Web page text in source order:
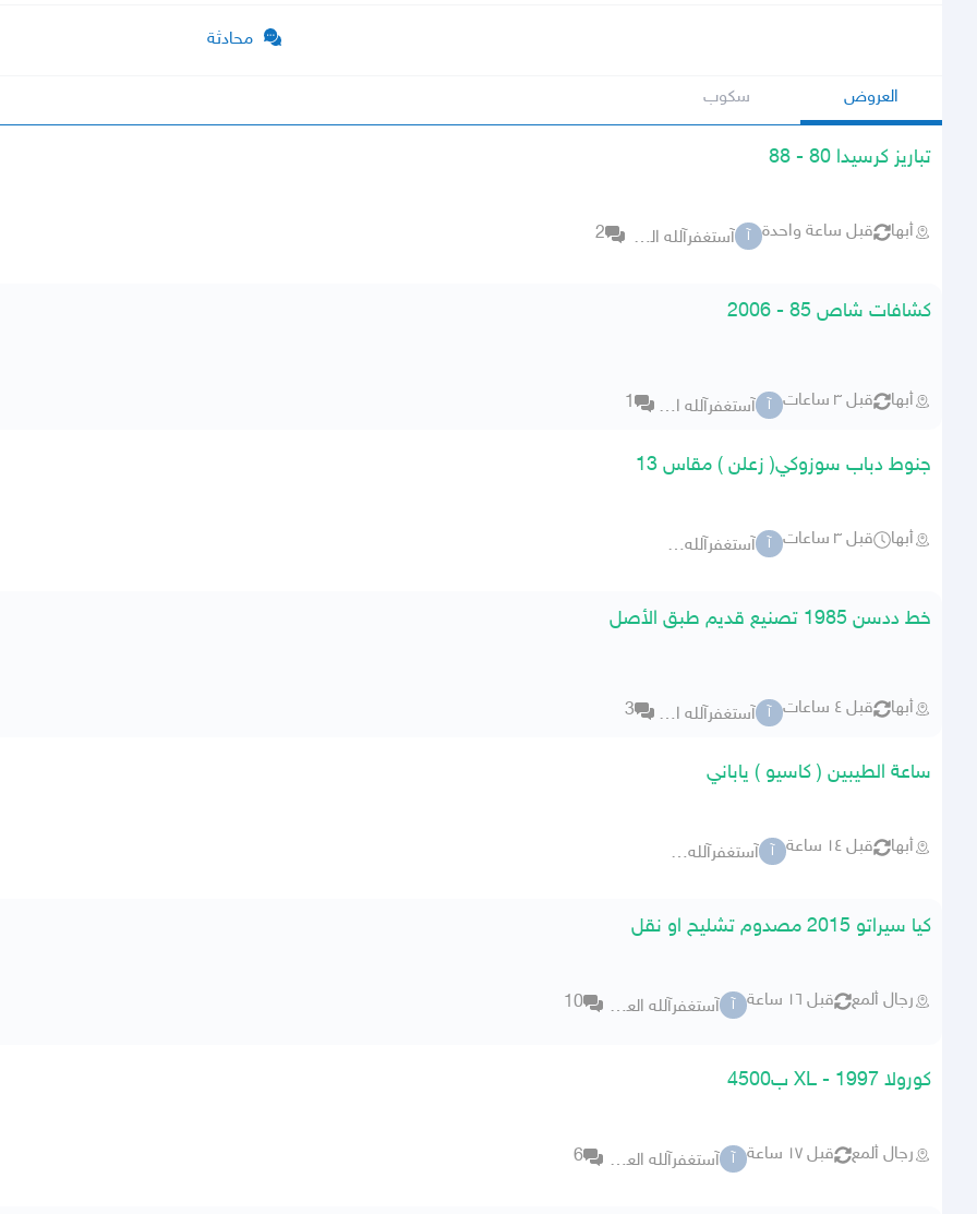
محادثة
العروض سكوب
تباريز كرسيدا 80 - 88
أبها قبل ساعة واحدة آ آستغفرآلله العظيم 2
كشافات شاص 85 - 2006
أبها قبل ٣ ساعات آ آستغفرآلله العظيم 1
جنوط دباب سوزوكي( زعلن ) مقاس 13
أبها قبل ٣ ساعات آ آستغفرآلله العظيم
خط ددسن 1985 تصنيع قديم طبق الأصل
أبها قبل ٤ ساعات آ آستغفرآلله العظيم 3
ساعة الطيبين ( كاسيو ) ياباني
أبها قبل ١٤ ساعة آ آستغفرآلله العظيم
كيا سيراتو 2015 مصدوم تشليح او نقل
رجال ألمع قبل ١٦ ساعة آ آستغفرآلله العظيم 10
كورولا 1997 - XL ب4500
رجال ألمع قبل ١٧ ساعة آ آستغفرآلله العظيم 6